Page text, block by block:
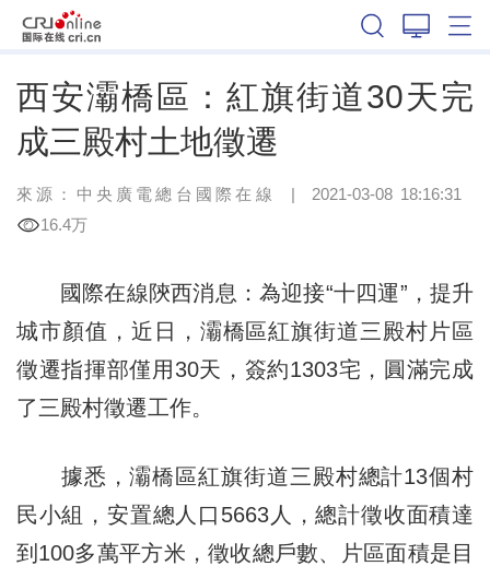
西安灞橋區：紅旗街道30天完
成三殿村土地徵遷
來源： 中央廣電總台國際在線 | 2021-03-08 18:16:31
16.4万
國際在線陝西消息：為迎接“十四運”，提升
城市顏值，近日，灞橋區紅旗街道三殿村片區
徵遷指揮部僅用30天，簽約1303宅，圓滿完成
了三殿村徵遷工作。
據悉，灞橋區紅旗街道三殿村總計13個村
民小組，安置總人口5663人，總計徵收面積達
到100多萬平方米，徵收總戶數、片區面積是目